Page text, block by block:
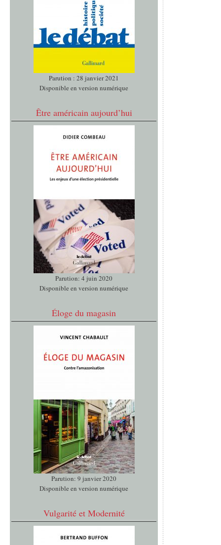
Parution : 28 janvier 2021
Disponible en version numérique
Être américain aujourd’hui
Parution: 4 juin 2020
Disponible en version numérique
Éloge du magasin
Parution: 9 janvier 2020
Disponible en version numérique
Vulgarité et Modernité